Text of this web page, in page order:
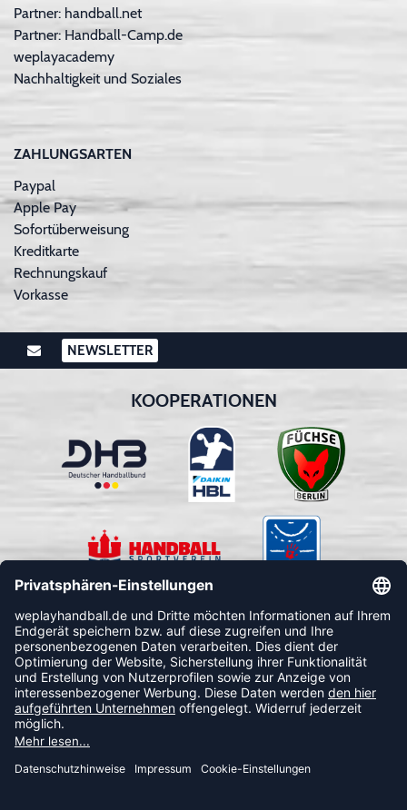
Partner: handball.net
Partner: Handball-Camp.de
weplayacademy
Nachhaltigkeit und Soziales
ZAHLUNGSARTEN
Paypal
Apple Pay
Sofortüberweisung
Kreditkarte
Rechnungskauf
Vorkasse
NEWSLETTER
KOOPERATIONEN
FOLLOW US